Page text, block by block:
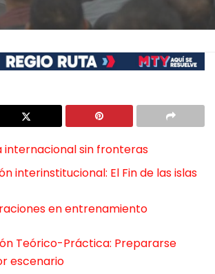
internacional sin fronteras
interinstitucional: El Fin de las islas
en entrenamiento
Teórico-Práctica: Prepararse
escenario